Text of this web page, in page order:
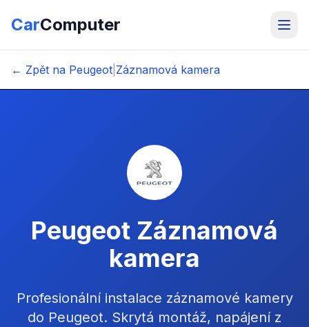
CarComputer
← Zpět na Peugeot Záznamová kamera
Peugeot Záznamová
kamera
Profesionální instalace záznamové kamery
do Peugeot. Skrytá montáž, napájení z